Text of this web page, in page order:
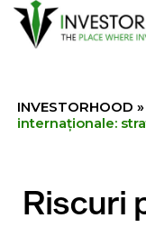
INVESTORHOOD »
internaționale:
Riscuri